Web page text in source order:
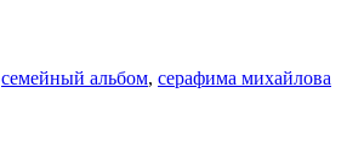
семейный альбом, серафима михайлова